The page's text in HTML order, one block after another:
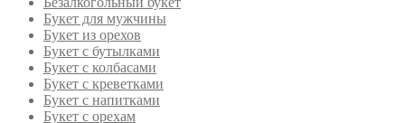
Букет для мужчины
Букет из орехов
Букет с бутылками
Букет с колбасами
Букет с креветками
Букет с напитками
Букет с орехам